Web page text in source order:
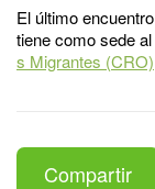
El último
tiene como sede
s Migrantes (CRO)
Compartir